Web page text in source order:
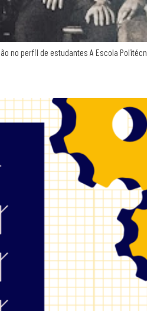
no perfil de estudantes A Escola